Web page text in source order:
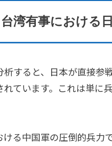
台湾有事における
すると、日本が直接
ています。これは単に
る中国軍の圧倒的兵